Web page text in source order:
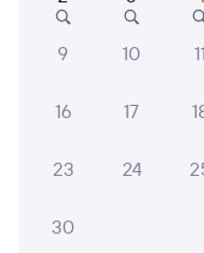
Оформление
Как поменять
9 10 11
16 17
23 24
30